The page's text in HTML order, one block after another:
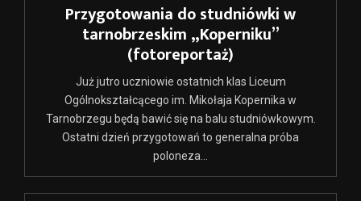
Przygotowania do studniówki w
tarnobrzeskim „Koperniku”
(fotoreportaż)
Już jutro uczniowie ostatnich klas Liceum
Ogólnokształcącego im. Mikołaja Kopernika w
Tarnobrzegu będą bawić się na balu studniówkowym.
Ostatni dzień przygotowań to generalna próba
poloneza...